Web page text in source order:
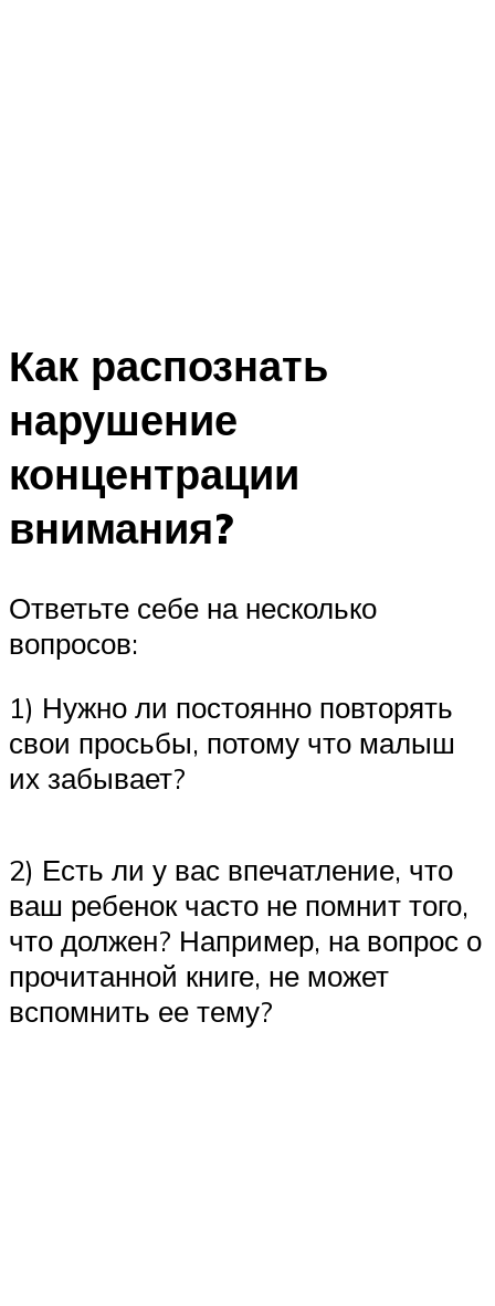
Как распознать
нарушение
концентрации
внимания?
Ответьте себе на несколько
вопросов:
1) Нужно ли постоянно повторять
свои просьбы, потому что малыш
их забывает?
2) Есть ли у вас впечатление, что
ваш ребенок часто не помнит того,
что должен? Например, на вопрос о
прочитанной книге, не может
вспомнить ее тему?